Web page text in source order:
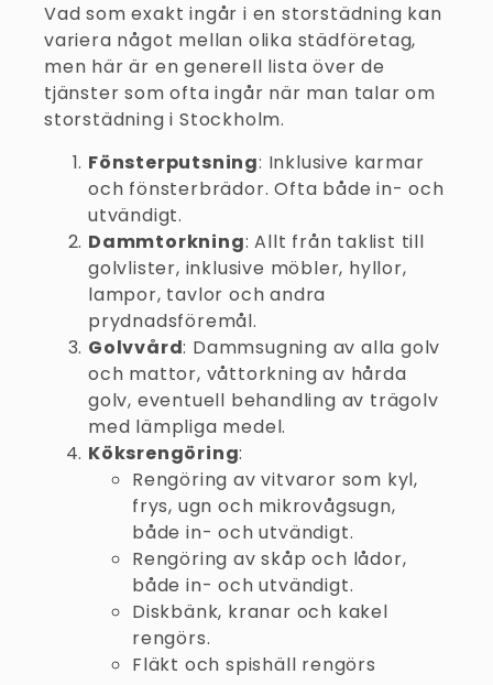
Vad som exakt ingår i en storstädning kan
variera något mellan olika städföretag,
men här är en generell lista över de
tjänster som ofta ingår när man talar om
storstädning i Stockholm.
Fönsterputsning: Inklusive karmar
och fönsterbrädor. Ofta både in- och
utvändigt.
Dammtorkning: Allt från taklist till
golvlister, inklusive möbler, hyllor,
lampor, tavlor och andra
prydnadsföremål.
Golvvård: Dammsugning av alla golv
och mattor, våttorkning av hårda
golv, eventuell behandling av trägolv
med lämpliga medel.
Köksrengöring:
Rengöring av vitvaror som kyl,
frys, ugn och mikrovågsugn,
både in- och utvändigt.
Rengöring av skåp och lådor,
både in- och utvändigt.
Diskbänk, kranar och kakel
rengörs.
Fläkt och spishäll rengörs